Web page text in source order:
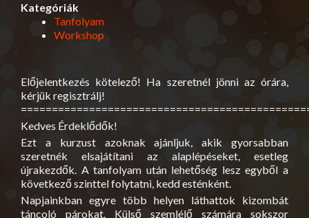
Kategóriák
Tanfolyam
Workshop
Előjelentkezés kötelező! Ha szeretnél jönni az órára,
kérjük regisztrálj!
Kedves Érdeklődők!
Ezt a kurzust azoknak ajánljuk, akik gyorsabban
szeretnék elsajátítani az alaplépéseket, esetleg
újrakezdők. A tanfolyam után lehetőség lesz egyből a
következő szinttel folytatni, kedd esténként.
Napjainkban egyre több helyen láthattok kizombát
táncoló párokat. Külső szemlélő számára sokszor